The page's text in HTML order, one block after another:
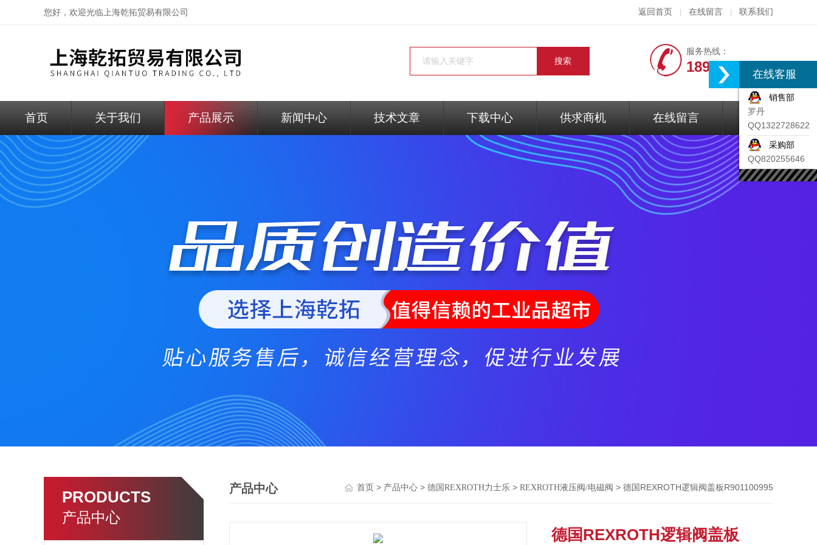
您好，欢迎光临上海乾拓贸易有限公司 返回首页 在线留言 联系我们
服务热线：
18917074297
首页 关于我们 产品展示 新闻中心 技术文章 下载中心 供求商机 在线留言 联系我们
PRODUCTS
产品中心
产品中心 首页 > 产品中心 > 德国REXROTH力士乐 > REXROTH液压阀/电磁阀 > 德国REXROTH逻辑阀盖板R901100995
德国REXROTH逻辑阀盖板
在线客服
销售部
罗丹
QQ1322728622
采购部
QQ820255646